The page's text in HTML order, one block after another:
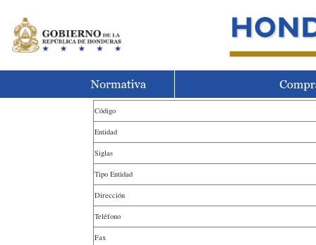
Código
Entidad
Siglas
Tipo Entidad
Dirección
Teléfono
Fax